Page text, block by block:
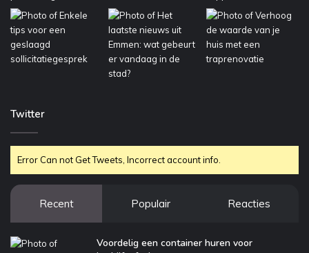
Twitter
Error Can not Get Tweets, Incorrect account info.
Recent Populair Reacties
Voordelig een container huren voor